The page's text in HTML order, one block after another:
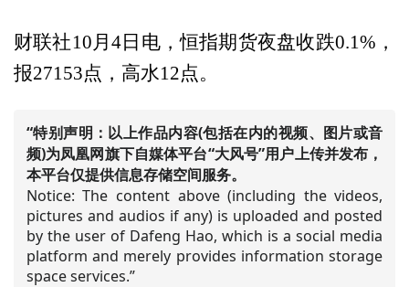
财联社10月4日电，恒指期货夜盘收跌0.1%，
报27153点，高水12点。
“特别声明：以上作品内容(包括在内的视频、图片或音
频)为凤凰网旗下自媒体平台“大风号”用户上传并发布，
本平台仅提供信息存储空间服务。
Notice: The content above (including the videos,
pictures and audios if any) is uploaded and posted
by the user of Dafeng Hao, which is a social media
platform and merely provides information storage
space services.”